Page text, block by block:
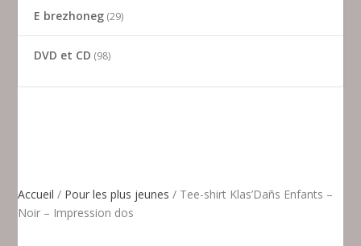
E brezhoneg 29
DVD et CD 98
Accueil / Pour les plus jeunes / Tee-shirt Klas’Dañs Enfants –
Noir – Impression dos